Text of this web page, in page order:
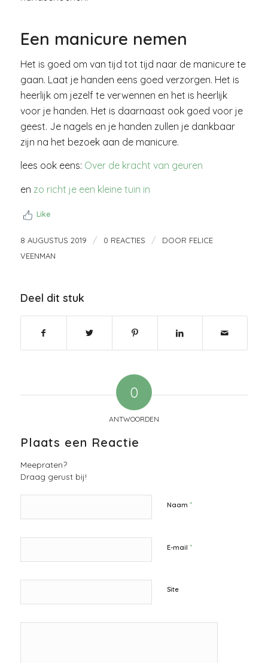
Een manicure nemen
Het is goed om van tijd tot tijd naar de manicure te
gaan. Laat je handen eens goed verzorgen. Het is
heerlijk om jezelf te verwennen en het is heerlijk
voor je handen. Het is daarnaast ook goed voor je
geest. Je nagels en je handen zullen je dankbaar
zijn na het bezoek aan de manicure.
lees ook eens: Over de kracht van geuren
en zo richt je een kleine tuin in
Like
8 AUGUSTUS 2019 / 0 REACTIES / DOOR FELICE
VEENMAN
Deel dit stuk
0
ANTWOORDEN
Plaats een Reactie
Meepraten?
Draag gerust bij!
Naam *
E-mail *
Site